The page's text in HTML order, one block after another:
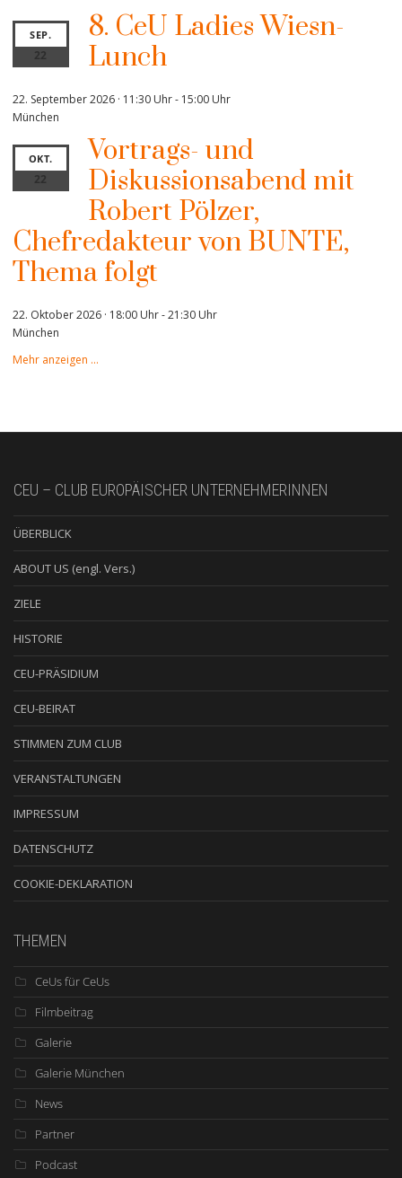
SEP.
22
8. CeU Ladies Wiesn-
Lunch
22. September 2026 · 11:30 Uhr- 15:00 Uhr
München
OKT.
22
Vortrags- und
Diskussionsabend mit
Robert Pölzer,
Chefredakteur von BUNTE,
Thema folgt
22. Oktober 2026 · 18:00 Uhr-21:30 Uhr
München
Mehr anzeigen …
CEU – CLUB EUROPÄISCHER UNTERNEHMERINNEN
ÜBERBLICK
ABOUT US (engl. Vers.)
ZIELE
HISTORIE
CEU-PRÄSIDIUM
CEU-BEIRAT
STIMMEN ZUM CLUB
VERANSTALTUNGEN
IMPRESSUM
DATENSCHUTZ
COOKIE-DEKLARATION
THEMEN
CeUs für CeUs
Filmbeitrag
Galerie
Galerie München
News
Partner
Podcast